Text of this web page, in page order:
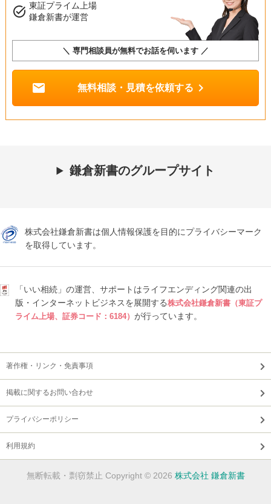
task_alt 東証プライム上場
鎌倉新書が運営
＼ 専門相談員が無料でお話を伺います ／
mail 無料相談・見積を依頼する chevron_right
鎌倉新書のグループサイト
株式会社鎌倉新書は個人情報保護を目的にプライバシーマーク
を取得しています。
「いい相続」の運営、サポートはライフエンディング関連の出
版・インターネットビジネスを展開する株式会社鎌倉新書（東証プ
ライム上場、証券コード：6184） が行っています。
著作権・リンク・免責事項
掲載に関するお問い合わせ
プライバシーポリシー
利用規約
無断転載・剽窃禁止 Copyright © 2026 株式会社 鎌倉新書